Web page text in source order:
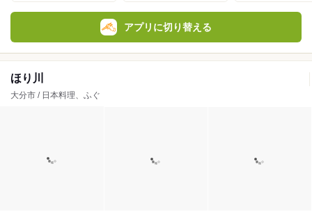
アプリに切り替える
ほり川
大分市 / 日本料理、ふぐ